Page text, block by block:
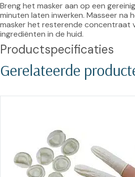
Breng het masker aan op een
minuten laten inwerken. Masseer na
masker het resterende concentraat
ingrediënten in de huid.
Productspecificaties
Gerelateerde